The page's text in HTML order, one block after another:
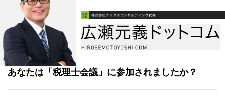
書籍
メールマガジン（無料）
講演・取材依頼
セミナー
あなたは「税理士会議」に参加されましたか？